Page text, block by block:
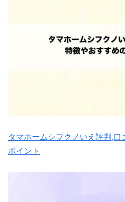
タマホームシフクノいえ評判,
ポイント